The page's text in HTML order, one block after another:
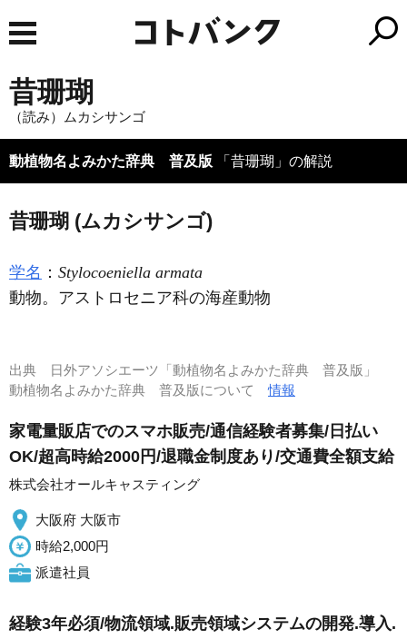
昔珊瑚
（読み）ムカシサンゴ
動植物名よみかた辞典 普及版 「昔珊瑚」の解説
昔珊瑚 (ムカシサンゴ)
学名 ： Stylocoeniella armata
動物。アストロセニア科の海産動物
出典
日外アソシエーツ「動植物名よみかた辞典 普及版」
動植物名よみかた辞典 普及版について情報
家電量販店でのスマホ販売/通信経験者募集/日払い
OK/超高時給2000円/退職金制度あり/交通費全額支給
株式会社オールキャスティング
大阪府 大阪市
時給2,000円
派遣社員
経験3年必須/物流領域.販売領域システムの開発.導入.